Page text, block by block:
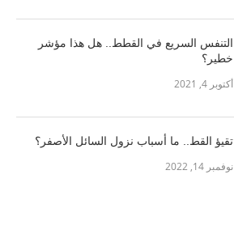
التنفس السريع في القطط.. هل هذا مؤشر
خطير؟
أكتوبر 4, 2021
تقيؤ القط.. ما أسباب نزول السائل الأصفر؟
نوفمبر 14, 2022